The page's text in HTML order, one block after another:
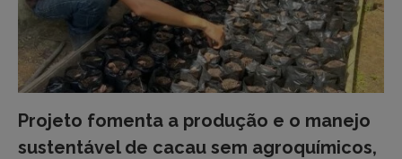
Projeto fomenta a produção e o manejo
sustentável de cacau sem agroquímicos,